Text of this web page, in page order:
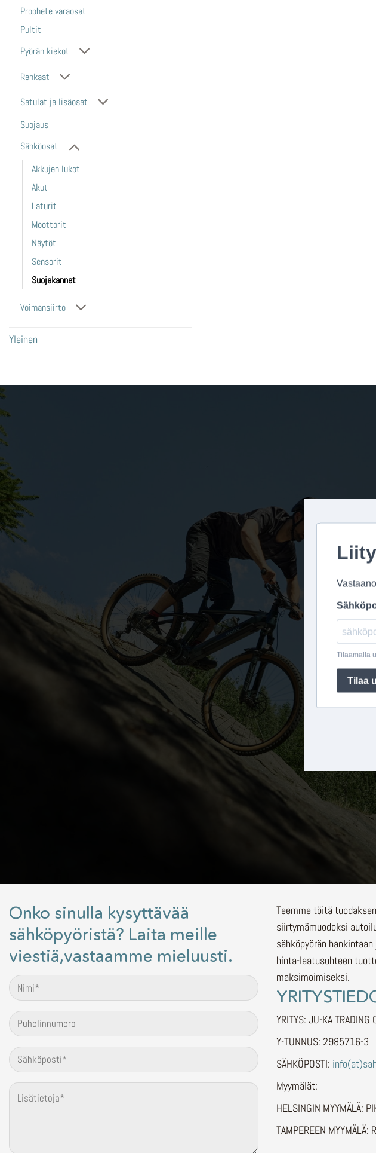
Prophete varaosat
Pultit
Pyörän kiekot
Renkaat
Satulat ja lisäosat
Suojaus
Sähköosat
Akkujen lukot
Akut
Laturit
Moottorit
Näytöt
Sensorit
Suojakannet
Voimansiirto
Yleinen
Onko sinulla kysyttävää
sähköpyöristä? Laita meille
viestiä,vastaamme mieluusti.
Teemme töitä
siirtymämuodoksi
sähköpyörän
hinta-laatusuhteen
maksimoimiseksi.
YRITYS: JU-KA TRADING
Y-TUNNUS: 2985716-3
SÄHKÖPOSTI:
Myymälät:
HELSINGIN MYYMÄLÄ:
TAMPEREEN